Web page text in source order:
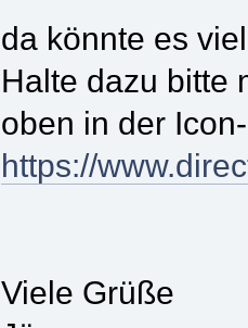
da könnte es
Halte dazu bitte
oben in der
https://
Viele Grüße